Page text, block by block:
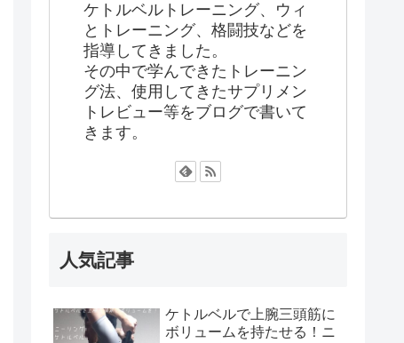
ケトルベルトレーニング、ウィ
とトレーニング、格闘技などを
指導してきました。
その中で学んできたトレーニン
グ法、使用してきたサプリメン
トレビュー等をブログで書いて
きます。
人気記事
ケトルベルで上腕三頭筋に
ボリュームを持たせる！ニ